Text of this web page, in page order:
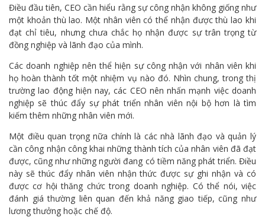
Điều đầu tiên, CEO cần hiểu rằng sự công nhận không giống như
một khoản thù lao. Một nhân viên có thể nhận được thù lao khi
đạt chỉ tiêu, nhưng chưa chắc họ nhận được sự trân trọng từ
đồng nghiệp và lãnh đạo của mình.
Các doanh nghiệp nên thể hiện sự công nhận với nhân viên khi
họ hoàn thành tốt một nhiệm vụ nào đó. Nhìn chung, trong thị
trường lao động hiện nay, các CEO nên nhấn mạnh việc doanh
nghiệp sẽ thúc đẩy sự phát triển nhân viên nội bộ hơn là tìm
kiếm thêm những nhân viên mới.
Một điều quan trọng nữa chính là các nhà lãnh đạo và quản lý
cần công nhận công khai những thành tích của nhân viên đã đạt
được, cũng như những người đang có tiềm năng phát triển. Điều
này sẽ thúc đẩy nhân viên nhận thức được sự ghi nhận và có
được cơ hội thăng chức trong doanh nghiệp. Có thể nói, việc
đánh giá thường liên quan đến khả năng giao tiếp, cũng như
lương thưởng hoặc chế độ.